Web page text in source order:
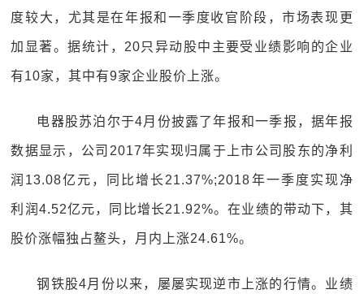
度较大，尤其是在年报和一季度收官阶段，市场表现更
加显著。据统计，20只异动股中主要受业绩影响的企业
有10家，其中有9家企业股价上涨。
电器股苏泊尔于4月份披露了年报和一季报，据年报
数据显示，公司2017年实现归属于上市公司股东的净利
润13.08亿元，同比增长21.37%;2018年一季度实现净
利润4.52亿元，同比增长21.92%。在业绩的带动下，其
股价涨幅独占鳌头，月内上涨24.61%。
钢铁股4月份以来，屡屡实现逆市上涨的行情。业绩